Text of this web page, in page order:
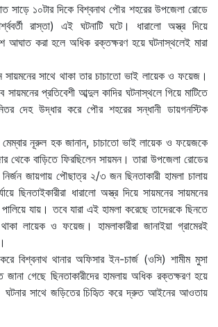
সাড়ে ১০টার দিকে বিশ্বনাথ পৌর শহরের উপজেলা রোডে
রাস্তা) এই ঘটনাটি ঘটে। ধারালো অস্ত্র দিয়ে
আঘাত করা হলে অধিক রক্তক্ষরণ হয়ে ঘটনাস্থলেই মারা
সায়মনের সাথে থাকা তার চাচাতো ভাই লায়েক ও ফয়েজ।
সায়মনের প্রতিবেশী আব্দুল কাদির ঘটনাস্থলে গিয়ে মাটিতে
দেহ উদ্ধার করে পৌর শহরের সন্ধানী ডায়গনস্টিক
মেম্বার নূরুল হক জানান, চাচাতো ভাই লায়েক ও ফয়েজকে
থেকে বাড়িতে ফিরছিলেন সায়মন। তারা উপজেলা রোডের
জায়গায় পৌছাত্র ২/৩ জন ছিনতাকারী হামলা চালায়
ছিনতাইকারীরা ধারালো অস্ত্র দিয়ে সায়মনের সায়মনের
যায়। তবে যারা এই হামলা করেছে তাদেরকে ছিনতে
লায়েক ও ফয়েজ। হামলাকারীরা জানাইয়া গ্রামেরই
বিশ্বনাথ থানার অফিসার ইন-চার্জ (ওসি) শামীম মুসা
গেছে ছিনতাকারীদের হামলায় অধিক রক্তক্ষরণ হয়ে
ঘটনার সাথে জড়িতের চিহিৃত করে দ্রুত আইনের আওতায়